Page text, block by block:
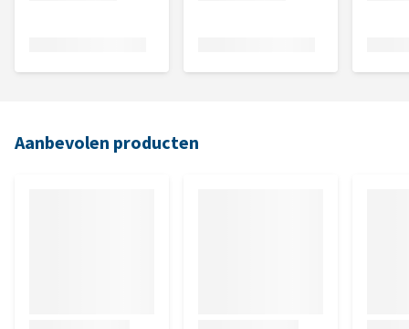
Aanbevolen producten